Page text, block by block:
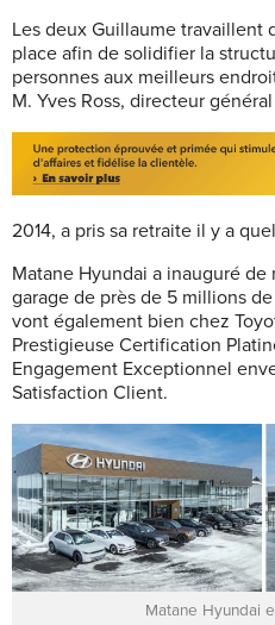
Les deux Guillaume travaillent
place afin de solidifier la
personnes aux meilleurs
M. Yves Ross, directeur
2014, a pris sa retraite il y a
Matane Hyundai a inauguré
garage de près de 5 millions
vont également bien chez
Prestigieuse Certification
Engagement Exceptionnel
Satisfaction Client.
Matane Hyundai